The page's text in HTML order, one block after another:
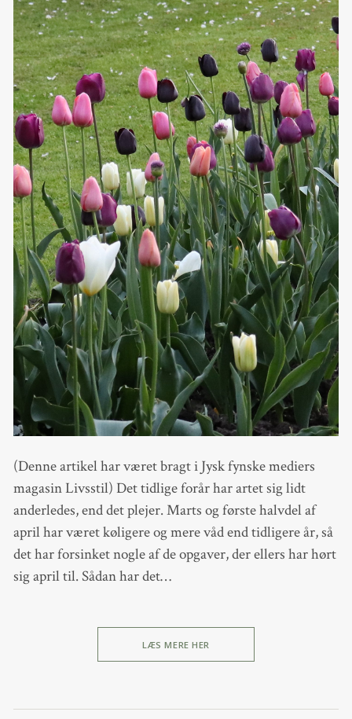
(Denne artikel har været bragt i Jysk fynske mediers
magasin Livsstil) Det tidlige forår har artet sig lidt
anderledes, end det plejer. Marts og første halvdel af
april har været køligere og mere våd end tidligere år, så
det har forsinket nogle af de opgaver, der ellers har hørt
sig april til. Sådan har det…
LÆS MERE HER